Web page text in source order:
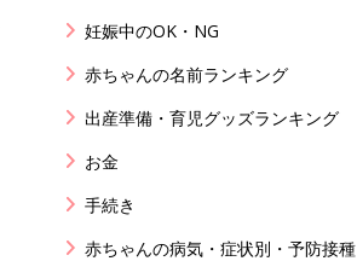
妊娠中のOK・NG
赤ちゃんの名前ランキング
出産準備・育児グッズランキング
お金
手続き
赤ちゃんの病気・症状別・予防接種